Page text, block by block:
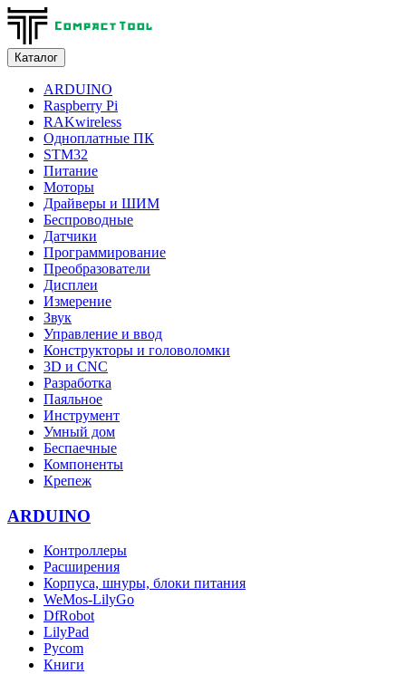
Каталог
ARDUINO
Raspberry Pi
RAKwireless
Одноплатные ПК
STM32
Питание
Моторы
Драйверы и ШИМ
Беспроводные
Датчики
Программирование
Преобразователи
Дисплеи
Измерение
Звук
Управление и ввод
Конструкторы и головоломки
3D и CNC
Разработка
Паяльное
Инструмент
Умный дом
Беспаечные
Компоненты
Крепеж
ARDUINO
Контроллеры
Расширения
Корпуса, шнуры, блоки питания
WeMos-LilyGo
DfRobot
LilyPad
Pycom
Книги